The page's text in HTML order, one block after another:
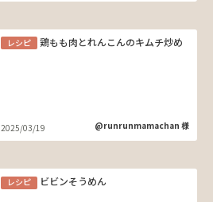
レシピ 鶏もも肉とれんこんのキムチ炒め
2025/03/19 @runrunmamachan 様
レシピ ビビンそうめん